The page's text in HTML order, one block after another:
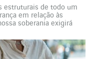
estruturais de todo um
em relação às
soberania exigirá
República Francesa,
[…]